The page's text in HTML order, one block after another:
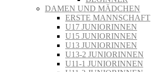
DAMEN UND MÄDCHEN
ERSTE MANNSCHAFT
U17 JUNIORINNEN
U15 JUNIORINNEN
U13 JUNIORINNEN
U13-2 JUNIORINNEN
U11-1 JUNIORINNEN